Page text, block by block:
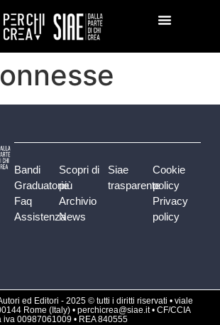
Bandi
Graduatorie
Faq
Assistenza
Scopri di
più
Archivio
News
Siae
trasparente
Cookie
policy
Privacy
policy
ed Editori - 2025 © tutti i diritti riservati • viale
Rome (Italy) • perchicrea@siae.it • CF/CCIA
iva 00987061009 • REA 840555